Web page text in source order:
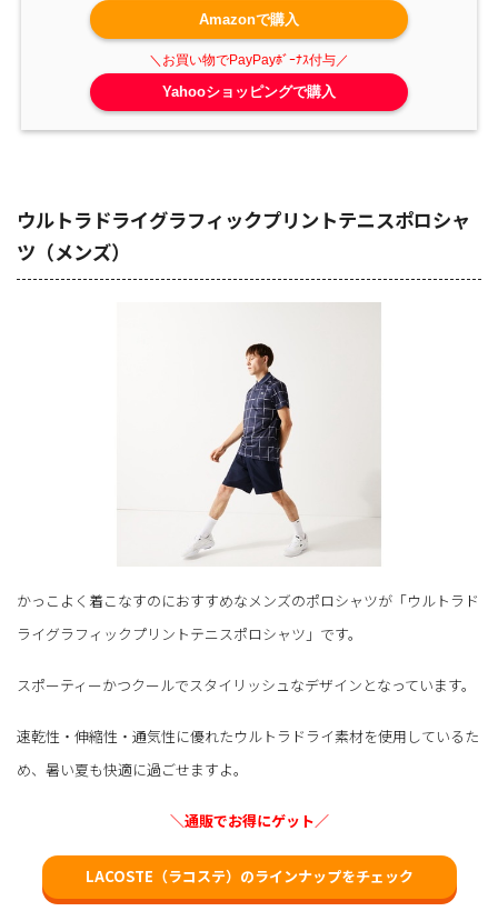
Amazonで購入
Yahooショッピングで購入
ウルトラドライグラフィックプリントテニスポロシャ
ツ（メンズ）
かっこよく着こなすのにおすすめなメンズのポロシャツが「ウルトラド
ライグラフィックプリントテニスポロシャツ」です。
スポーティーかつクールでスタイリッシュなデザインとなっています。
速乾性・伸縮性・通気性に優れたウルトラドライ素材を使用しているた
め、暑い夏も快適に過ごせますよ。
＼通販でお得にゲット／
LACOSTE（ラコステ）のラインナップをチェック